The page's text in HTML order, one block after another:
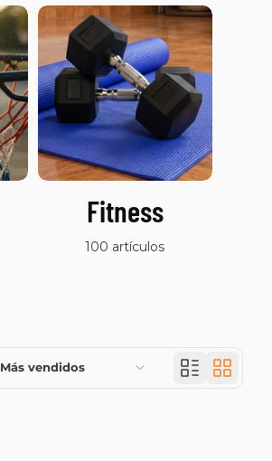
Fitness
100 artículos
Más vendidos